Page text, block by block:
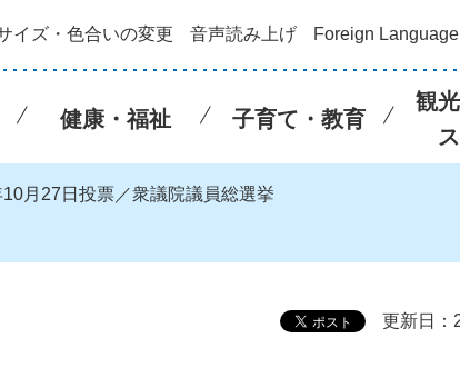
イズ・色合いの変更 音声読み上げ Foreign Language
健康・福祉 子育て・教育
観
月27日投票／衆議院議員総選挙
更新日：